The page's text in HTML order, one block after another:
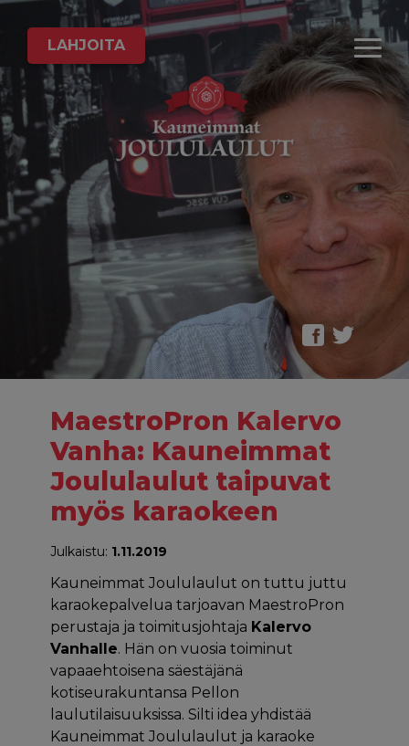
LAHJOITA
MaestroPron Kalervo
Vanha: Kauneimmat
Joululaulut taipuvat
myös karaokeen
Julkaistu: 1.11.2019
Kauneimmat Joululaulut on tuttu juttu
karaokepalvelua tarjoavan MaestroPron
perustaja ja toimitusjohtaja Kalervo
Vanhalle. Hän on vuosia toiminut
vapaaehtoisena säestäjänä
kotiseurakuntansa Pellon
laulutilaisuuksissa. Silti idea yhdistää
Kauneimmat Joululaulut ja karaoke